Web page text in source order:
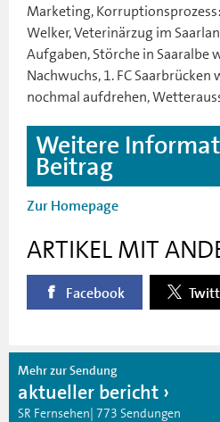
Marketing,
Welker, Veterinärzug im
Aufgaben, Störche in Saaralbe
Nachwuchs, 1. FC Saarbrücken
nochmal aufdrehen,
Weitere
Beitrag
Zur Homepage
ARTIKEL MIT
Facebook
Mehr zur Sendung
aktueller bericht
SR Fernsehen| 773 Sendungen